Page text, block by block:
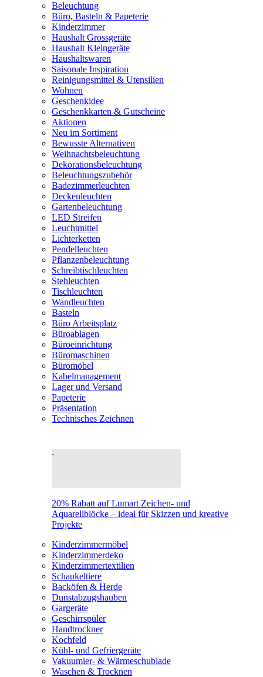
Beleuchtung
Büro, Basteln & Papeterie
Kinderzimmer
Haushalt Grossgeräte
Haushalt Kleingeräte
Haushaltswaren
Saisonale Inspiration
Reinigungsmittel & Utensilien
Wohnen
Geschenkidee
Geschenkkarten & Gutscheine
Aktionen
Neu im Sortiment
Bewusste Alternativen
Weihnachtsbeleuchtung
Dekorationsbeleuchtung
Beleuchtungszubehör
Badezimmerleuchten
Deckenleuchten
Gartenbeleuchtung
LED Streifen
Leuchtmittel
Lichterketten
Pendelleuchten
Pflanzenbeleuchtung
Schreibtischleuchten
Stehleuchten
Tischleuchten
Wandleuchten
Basteln
Büro Arbeitsplatz
Büroablagen
Büroeinrichtung
Büromaschinen
Büromöbel
Kabelmanagement
Lager und Versand
Papeterie
Präsentation
Technisches Zeichnen
20% Rabatt auf Lumart Zeichen- und
Aquarellblöcke – ideal für Skizzen und kreative
Projekte
Kinderzimmermöbel
Kinderzimmerdeko
Kinderzimmertextilien
Schaukeltiere
Backöfen & Herde
Dunstabzugshauben
Gargeräte
Geschirrspüler
Handtrockner
Kochfeld
Kühl- und Gefriergeräte
Vakuumier- & Wärmeschublade
Waschen & Trocknen